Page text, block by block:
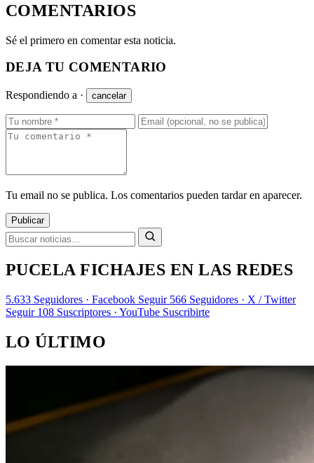
COMENTARIOS
Sé el primero en comentar esta noticia.
DEJA TU COMENTARIO
Respondiendo a · cancelar
Tu email no se publica. Los comentarios pueden tardar en aparecer.
Publicar
PUCELA FICHAJES EN LAS REDES
5.633 Seguidores · Facebook Seguir 566 Seguidores · X / Twitter
Seguir 108 Suscriptores · YouTube Suscribirte
LO ÚLTIMO